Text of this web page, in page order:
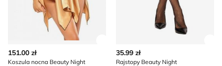
151.00 zł
Koszula nocna Beauty Night
35.99 zł
Rajstopy Beauty Night